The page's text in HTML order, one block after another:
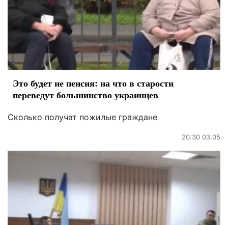
Это будет не пенсия: на что в старости
переведут большинство украинцев
Сколько получат пожилые граждане
20:30 03.05